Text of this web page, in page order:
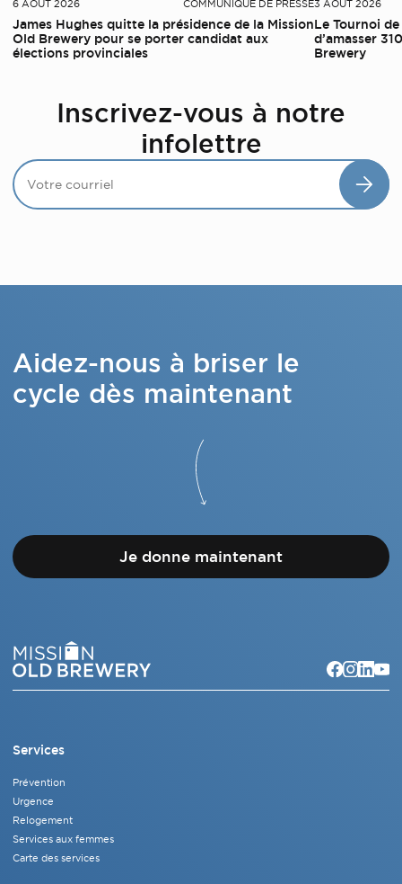
6 AOÛT 2026 COMMUNIQUÉ DE PRESSE
James Hughes quitte la présidence de la Mission
Old Brewery pour se porter candidat aux
élections provinciales
3 AOÛT 2026
Le Tournoi
d’amasser
Brewery
Inscrivez-vous à notre
infolettre
Aidez-nous à briser le
cycle dès maintenant
Je donne maintenant
Services
Prévention
Urgence
Relogement
Services aux femmes
Carte des services